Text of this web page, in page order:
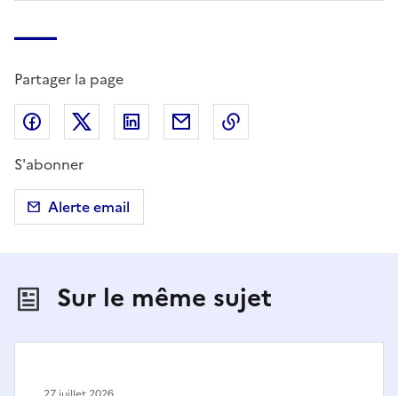
Partager la page
Partager sur Facebook
Partager sur X (anciennement Twitter)
Partager sur LinkedIn
Partager par email
S'abonner
Alerte email
Sur le même sujet